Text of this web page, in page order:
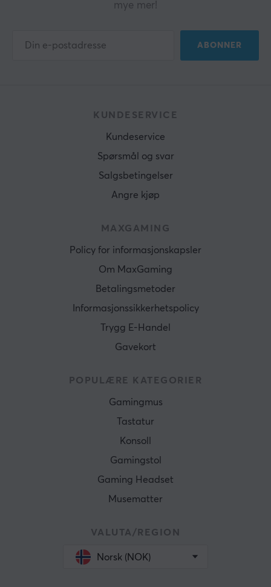
mye mer!
ABONNER
KUNDESERVICE
Kundeservice
Spørsmål og svar
Salgsbetingelser
Angre kjøp
MAXGAMING
Policy for informasjonskapsler
Om MaxGaming
Betalingsmetoder
Informasjonssikkerhetspolicy
Trygg E-Handel
Gavekort
POPULÆRE KATEGORIER
Gamingmus
Tastatur
Konsoll
Gamingstol
Gaming Headset
Musematter
VALUTA/REGION
Norsk (NOK)